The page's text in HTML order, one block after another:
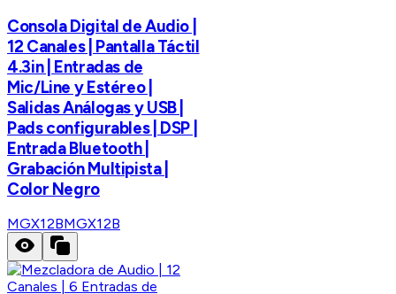
Consola Digital de Audio |
12 Canales | Pantalla Táctil
4.3in | Entradas de
Mic/Line y Estéreo |
Salidas Análogas y USB |
Pads configurables | DSP |
Entrada Bluetooth |
Grabación Multipista |
Color Negro
MGX12BMGX12B